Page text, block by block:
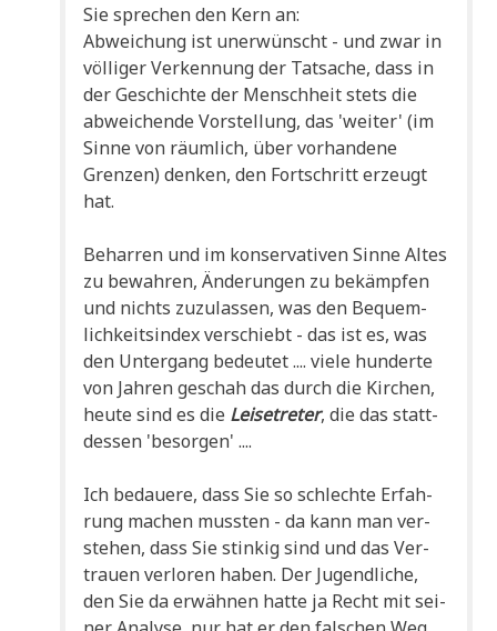
Sie spre­chen den Kern an:
Abwei­chung ist uner­wünscht - und zwar in
völ­li­ger Ver­ken­nung der Tat­sa­che, dass in
der Geschich­te der Mensch­heit stets die
abwei­chen­de Vor­stel­lung, das 'wei­ter' (im
Sin­ne von räum­lich, über vor­han­de­ne
Gren­zen) den­ken, den Fort­schritt erzeugt
hat.
Behar­ren und im kon­ser­va­ti­ven Sin­ne Altes
zu bewah­ren, Ände­run­gen zu bekämp­fen
und nichts zuzu­las­sen, was den Bequem­
lich­keits­in­dex ver­schiebt - das ist es, was
den Unter­gang bedeu­tet .... vie­le hun­der­te
von Jah­ren geschah das durch die Kir­chen,
heu­te sind es die Lei­se­tre­ter, die das statt­
des­sen 'besor­gen' ....
Ich bedaue­re, dass Sie so schlech­te Erfah­
rung machen muss­ten - da kann man ver­
ste­hen, dass Sie stin­kig sind und das Ver­
trau­en ver­lo­ren haben. Der Jugend­li­che,
den Sie da erwäh­nen hat­te ja Recht mit sei­